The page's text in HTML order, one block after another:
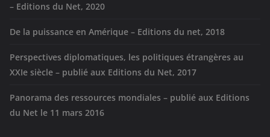
– Editions du Net, 2020
De la puissance en Amérique – Editions du net, 2018
Perspectives diplomatiques, les politiques étrangères au
XXIe siècle – publié aux Editions du Net, 2017
Panorama des ressources mondiales – publié aux Editions
du Net le 11 mars 2016